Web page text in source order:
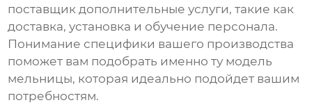
поставщик дополнительные услуги, такие как
доставка, установка и обучение персонала.
Понимание специфики вашего производства
поможет вам подобрать именно ту модель
мельницы, которая идеально подойдет вашим
потребностям.